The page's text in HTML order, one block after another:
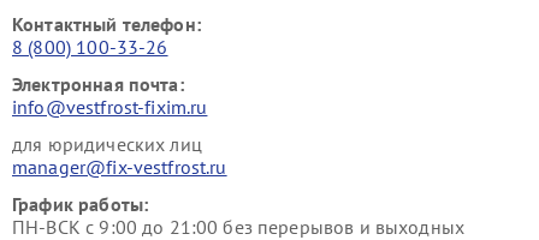
Контактный телефон:
8 (800) 100-33-26
Электронная почта:
info@vestfrost-fixim.ru
для юридических лиц
manager@fix-vestfrost.ru
График работы:
ПН-ВСК с 9:00 до 21:00 без перерывов и выходных